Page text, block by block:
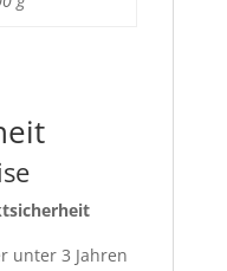
unter 3 Jahren